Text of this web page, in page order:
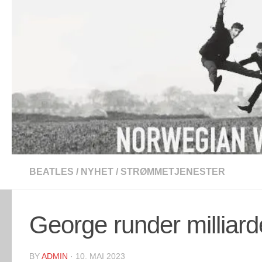
BEATLES / NYHET / STRØMMETJENESTER
George runder
BYADMIN · 10. MAI 2023